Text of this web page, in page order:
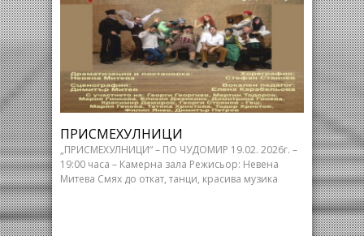
ПРИСМЕХУЛНИЦИ
„ПРИСМЕХУЛНИЦИ“ – ПО ЧУДОМИР 19.02. 2026г. –
19:00 часа – Камерна зала Режисьор: Невена
Митева Смях до откат, танци, красива музика